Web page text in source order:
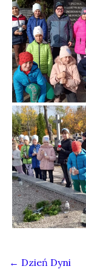
← Dzień Dyni